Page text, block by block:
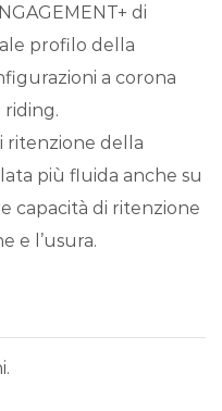
di
profilo della
a corona
riding.
ritenzione della
più fluida anche su
capacità di ritenzione
e l’usura.